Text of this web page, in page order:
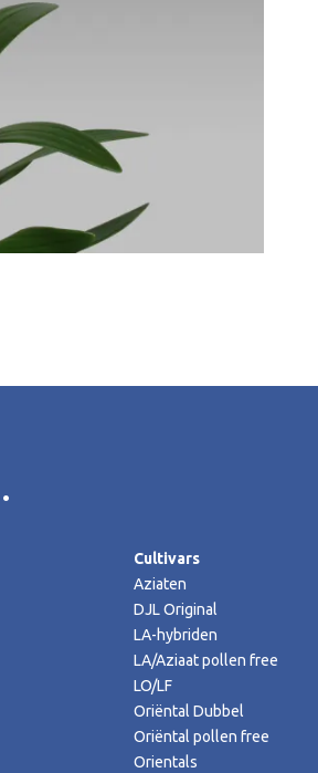
Cultivars
Aziaten
DJL Original
LA-hybriden
LA/Aziaat pollen free
LO/LF
Oriëntal Dubbel
Oriëntal pollen free
Orientals